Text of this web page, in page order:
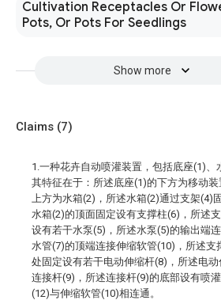
Cultivation Receptacles Or
Pots, Or Pots For Seedlings
Show more
Claims (7)
1.一种花卉自动喷灌装置，包括底座(1)、
其特征在于：所述底座(1)的下方为移动
上方为水箱(2)，所述水箱(2)通过支架(4)
水箱(2)的顶面固定设有支撑柱(6)，所述
设有若干水泵(5)，所述水泵(5)的输出端
水管(7)的顶端连接伸缩软管(10)，所述支
处固定设有若干电动伸缩杆(8)，所述电
连接杆(9)，所述连接杆(9)的底部设有喷
(12)与伸缩软管(10)相连通。